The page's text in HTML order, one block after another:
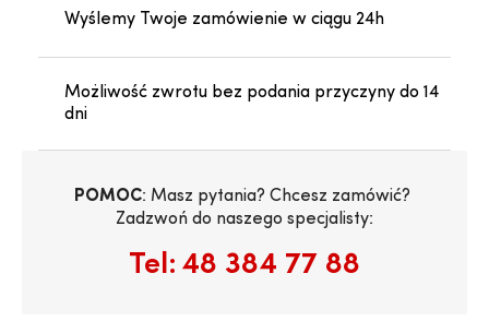
Wyślemy Twoje zamówienie w ciągu 24h
Możliwość zwrotu bez podania przyczyny do 14
dni
POMOC: Masz pytania? Chcesz zamówić?
Zadzwoń do naszego specjalisty:
Tel: 48 384 77 88